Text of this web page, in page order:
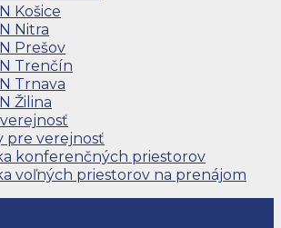
Košice
Nitra
Prešov
Trenčín
Trnava
Žilina
pre verejnosť
konferenčných priestorov
voľných priestorov na prenájom